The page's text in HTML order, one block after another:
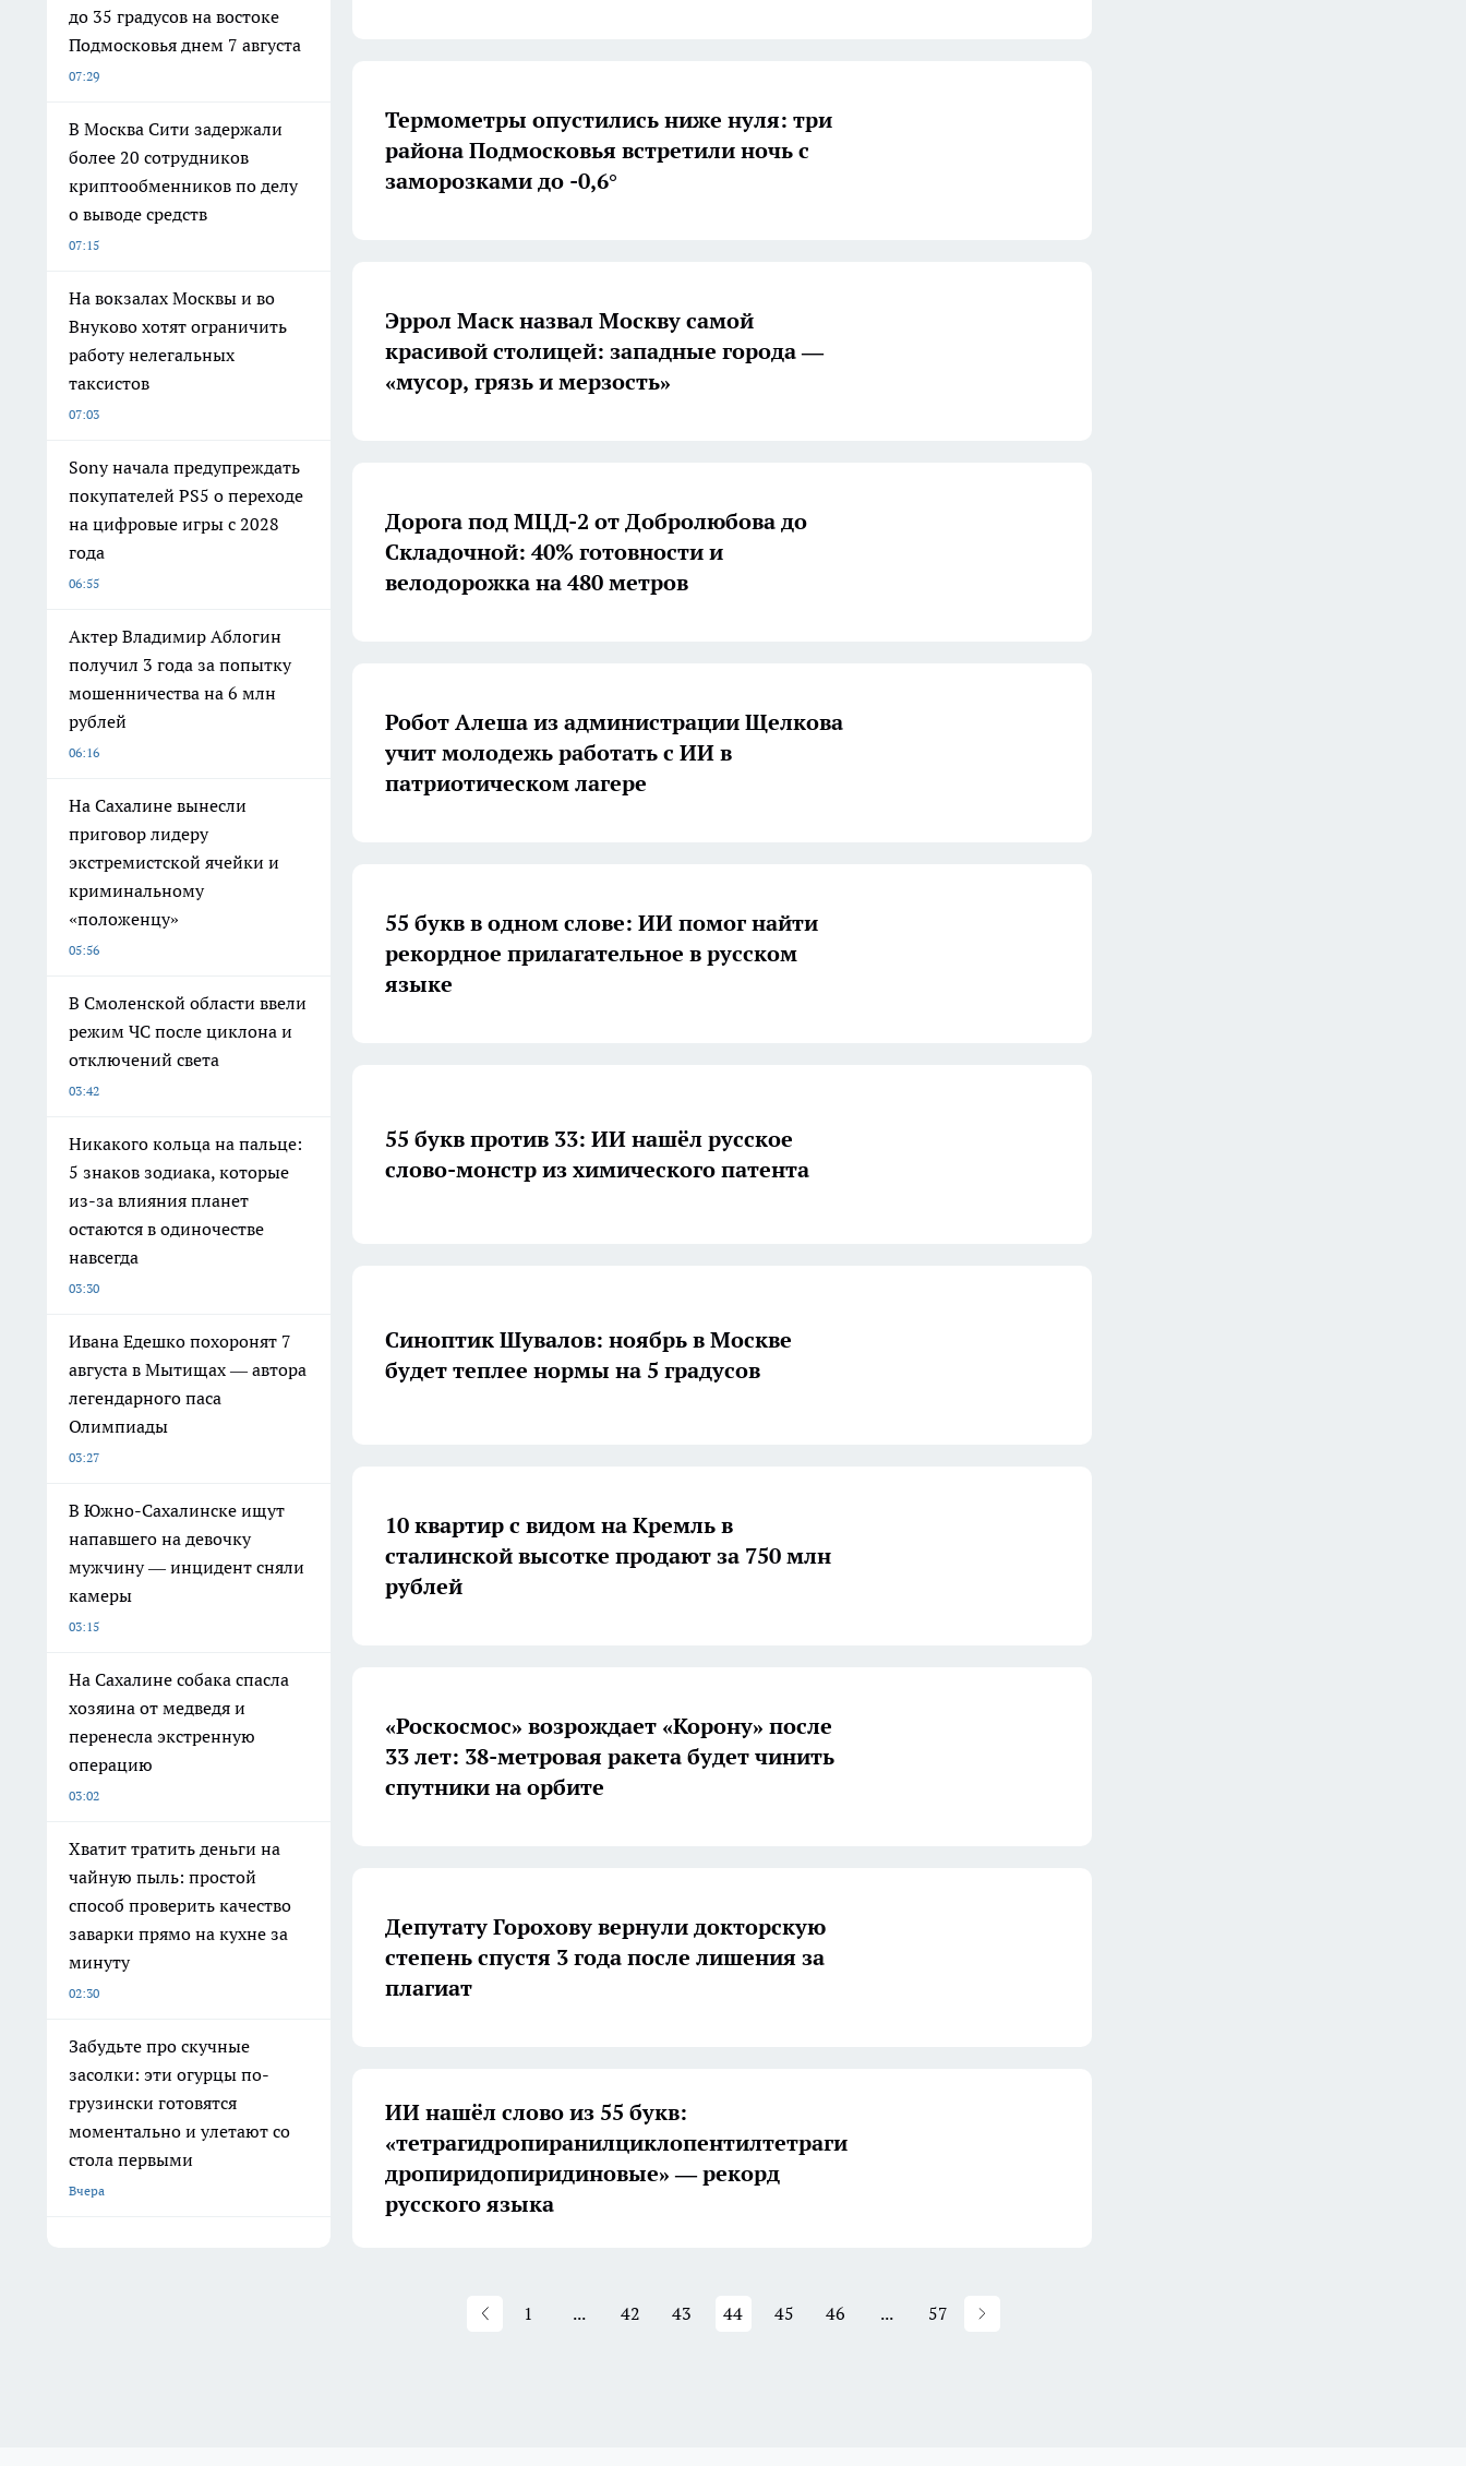
до 35 градусов на востоке
Подмосковья днем 7 августа
07:29
В Москва Сити задержали
более 20 сотрудников
криптообменников по делу
о выводе средств
07:15
На вокзалах Москвы и во
Внуково хотят ограничить
работу нелегальных
таксистов
07:03
Sony начала предупреждать
покупателей PS5 о переходе
на цифровые игры с 2028
года
06:55
Актер Владимир Аблогин
получил 3 года за попытку
мошенничества на 6 млн
рублей
06:16
На Сахалине вынесли
приговор лидеру
экстремистской ячейки и
криминальному
«положенцу»
05:56
В Смоленской области ввели
режим ЧС после циклона и
отключений света
03:42
Никакого кольца на пальце:
5 знаков зодиака, которые
из-за влияния планет
остаются в одиночестве
навсегда
03:30
Ивана Едешко похоронят 7
августа в Мытищах — автора
легендарного паса
Олимпиады
03:27
В Южно-Сахалинске ищут
напавшего на девочку
мужчину — инцидент сняли
камеры
03:15
На Сахалине собака спасла
хозяина от медведя и
перенесла экстренную
операцию
03:02
Хватит тратить деньги на
чайную пыль: простой
способ проверить качество
заварки прямо на кухне за
минуту
02:30
Забудьте про скучные
засолки: эти огурцы по-
грузински готовятся
моментально и улетают со
стола первыми
Вчера
Термометры опустились ниже нуля: три
района Подмосковья встретили ночь с
заморозками до -0,6°
Эррол Маск назвал Москву самой
красивой столицей: западные города —
«мусор, грязь и мерзость»
Дорога под МЦД-2 от Добролюбова до
Складочной: 40% готовности и
велодорожка на 480 метров
Робот Алеша из администрации Щелкова
учит молодежь работать с ИИ в
патриотическом лагере
55 букв в одном слове: ИИ помог найти
рекордное прилагательное в русском
языке
55 букв против 33: ИИ нашёл русское
слово-монстр из химического патента
Синоптик Шувалов: ноябрь в Москве
будет теплее нормы на 5 градусов
10 квартир с видом на Кремль в
сталинской высотке продают за 750 млн
рублей
«Роскосмос» возрождает «Корону» после
33 лет: 38-метровая ракета будет чинить
спутники на орбите
Депутату Горохову вернули докторскую
степень спустя 3 года после лишения за
плагиат
ИИ нашёл слово из 55 букв:
«тетрагидропиранилциклопентилтетраги
дропиридопиридиновые» — рекорд
русского языка
1 ... 42 43 44 45 46 ... 57